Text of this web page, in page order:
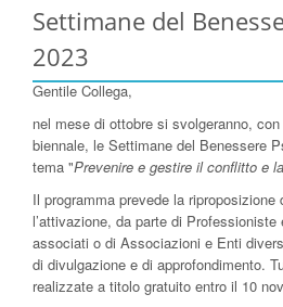
Settimane del
2023
Gentile Collega,
nel mese di ottobre si svolgeranno,
biennale, le Settimane del Benessere
tema "Prevenire e gestire il conflitto e
Il programma prevede la riproposizione
l’attivazione, da parte di
associati o di Associazioni e Enti
di divulgazione e di approfondimento.
realizzate a titolo gratuito entro il 10